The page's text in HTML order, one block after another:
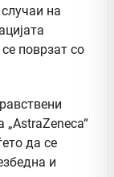
на
поврзат со
„AstraZeneca“
да се
и